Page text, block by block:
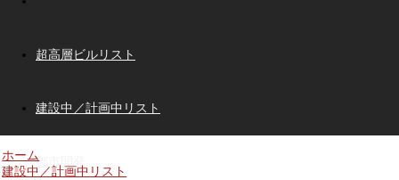
超高層ビルリスト
建設中／計画中リスト
都市開発
ホーム
建設中／計画中リスト